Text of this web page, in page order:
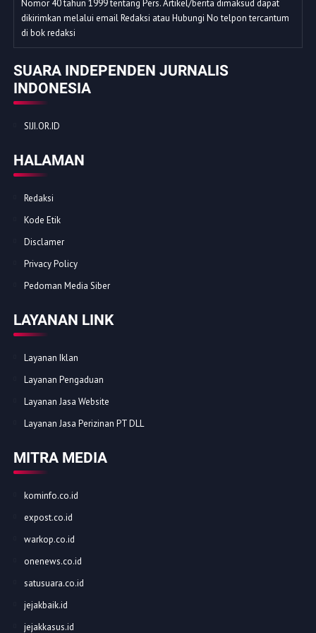
Nomor 40 tahun 1999 tentang Pers. Artikel/berita dimaksud dapat
dikirimkan melalui email Redaksi atau Hubungi No telpon tercantum
di bok redaksi
SUARA INDEPENDEN JURNALIS
INDONESIA
SIJI.OR.ID
HALAMAN
Redaksi
Kode Etik
Disclamer
Privacy Policy
Pedoman Media Siber
LAYANAN LINK
Layanan Iklan
Layanan Pengaduan
Layanan Jasa Website
Layanan Jasa Perizinan PT DLL
MITRA MEDIA
kominfo.co.id
expost.co.id
warkop.co.id
onenews.co.id
satusuara.co.id
jejakbaik.id
jejakkasus.id